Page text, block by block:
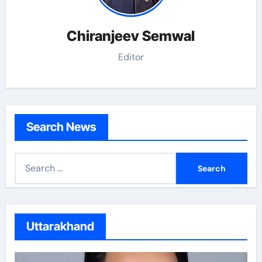
Chiranjeev Semwal
Editor
Search News
h
Uttarakhand